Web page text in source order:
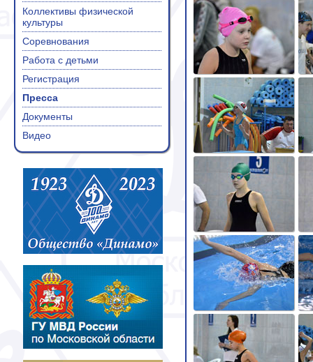
Коллективы физической
культуры
Соревнования
Работа с детьми
Регистрация
Пресса
Документы
Видео